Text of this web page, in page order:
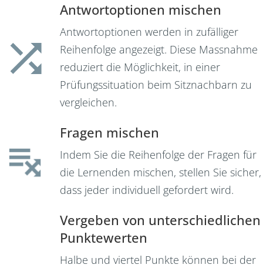
Antwortoptionen mischen
Antwortoptionen werden in zufälliger
Reihenfolge angezeigt. Diese Massnahme
reduziert die Möglichkeit, in einer
Prüfungssituation beim Sitznachbarn zu
vergleichen.
Fragen mischen
Indem Sie die Reihenfolge der Fragen für
die Lernenden mischen, stellen Sie sicher,
dass jeder individuell gefordert wird.
Vergeben von unterschiedlichen
Punktewerten
Halbe und viertel Punkte können bei der